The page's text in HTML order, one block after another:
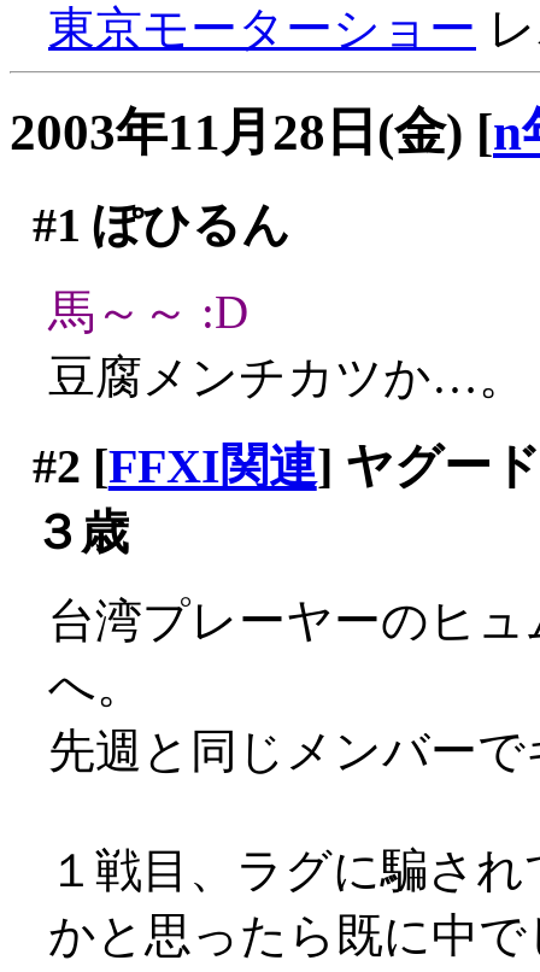
東京モーターショー
2003年11月28日(金) [n
#1 ぽひるん
馬～～ :D
豆腐メンチカツか…。
#2 [FFXI関連] ヤグー
３歳
台湾プレーヤーのヒ
へ。
先週と同じメンバー
１戦目、ラグに騙さ
かと思ったら既に中で